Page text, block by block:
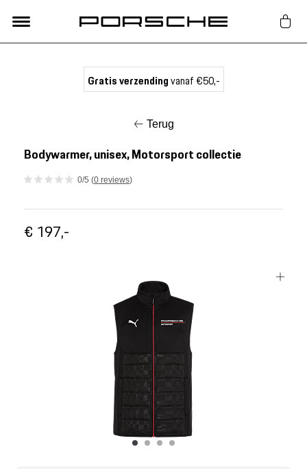
Nieuw
Acties
Porsche informatie
Gratis verzendingvanaf €50,-
Terug
Bodywarmer, unisex, Motorsport collectie
0/5 (0 reviews)
€ 197,-